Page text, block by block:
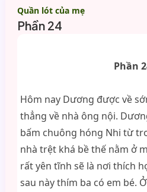
Quần lót của mẹ
Phần 24
Phần
Hôm nay Dương được về
thẳng về nhà ông nội.
bấm chuông hóng Nhi từ
nhà trệt khá bề thế nằm ở
rất yên tĩnh sẽ là nơi thích
sau này thím ba có em bé.